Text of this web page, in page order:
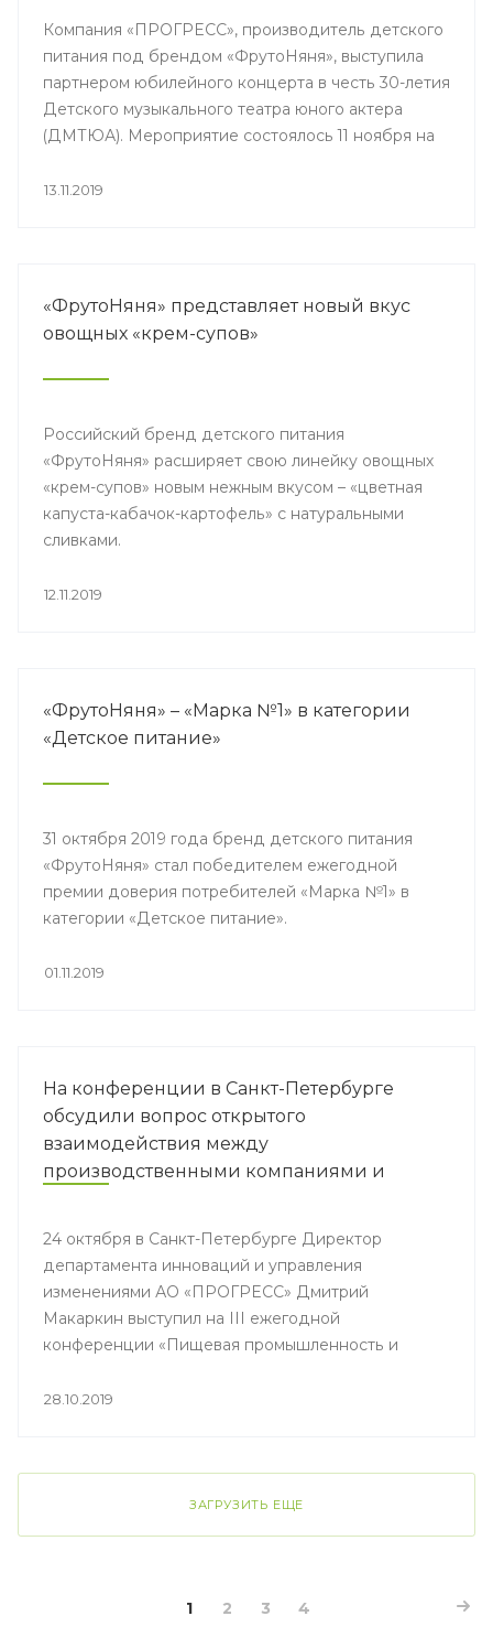
Компания «ПРОГРЕСС», производитель детского
питания под брендом «ФрутоНяня», выступила
партнером юбилейного концерта в честь 30-летия
Детского музыкального театра юного актера
(ДМТЮА). Мероприятие состоялось 11 ноября на
13.11.2019
«ФрутоНяня» представляет новый вкус
овощных «крем-супов»
Российский бренд детского питания
«ФрутоНяня» расширяет свою линейку овощных
«крем-супов» новым нежным вкусом – «цветная
капуста-кабачок-картофель» с натуральными
сливками.
12.11.2019
«ФрутоНяня» – «Марка №1» в категории
«Детское питание»
31 октября 2019 года бренд детского питания
«ФрутоНяня» стал победителем ежегодной
премии доверия потребителей «Марка №1» в
категории «Детское питание».
01.11.2019
На конференции в Санкт-Петербурге
обсудили вопрос открытого
взаимодействия между
производственными компаниями и
24 октября в Санкт-Петербурге Директор
департамента инноваций и управления
изменениями АО «ПРОГРЕСС» Дмитрий
Макаркин выступил на III ежегодной
конференции «Пищевая промышленность и
28.10.2019
ЗАГРУЗИТЬ ЕЩЕ
1 2 3 4